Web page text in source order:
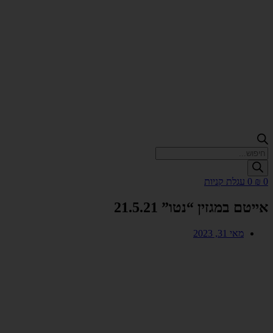
Products
search
₪ 0
0 עגלת קניות
אייטם במגזין “נטו” 21.5.21
מאי 31, 2023